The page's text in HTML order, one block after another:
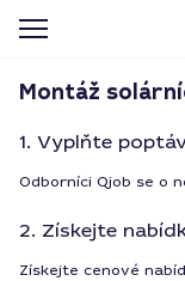
Montáž
1. Vyplňte
Odborníci Qjob se o
2. Získejte
Získejte cenové